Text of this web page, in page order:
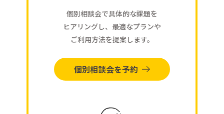
個別相談会で具体的な課題を
ヒアリングし、最適なプランや
ご利用方法を提案します。
個別相談会を予約